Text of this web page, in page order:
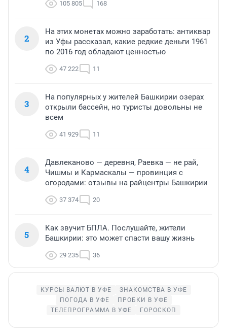
105 805 168
2
На этих монетах можно заработать: антиквар
из Уфы рассказал, какие редкие деньги 1961
по 2016 год обладают ценностью
47 222 11
3
На популярных у жителей Башкирии озерах
открыли бассейн, но туристы довольны не
всем
41 929 11
4
Давлеканово — деревня, Раевка — не рай,
Чишмы и Кармаскалы — провинция с
огородами: отзывы на райцентры Башкирии
37 374 20
5
Как звучит БПЛА. Послушайте, жители
Башкирии: это может спасти вашу жизнь
29 235 36
КУРСЫ ВАЛЮТ В УФЕ
ЗНАКОМСТВА В УФЕ
ПОГОДА В УФЕ
ПРОБКИ В УФЕ
ТЕЛЕПРОГРАММА В УФЕ
ГОРОСКОП